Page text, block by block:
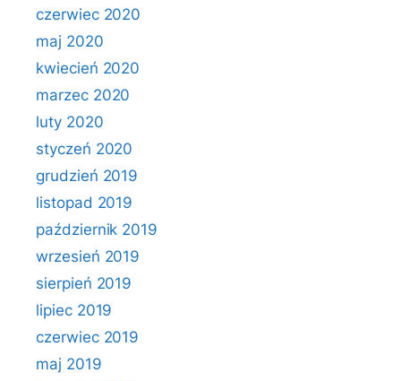
czerwiec 2020
maj 2020
kwiecień 2020
marzec 2020
luty 2020
styczeń 2020
grudzień 2019
listopad 2019
październik 2019
wrzesień 2019
sierpień 2019
lipiec 2019
czerwiec 2019
maj 2019